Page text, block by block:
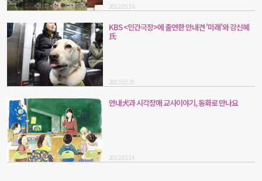
2012.05.16
KBS <인간극장>에 출연한 안내견 '미래'와 강신혜
氏
2012.03.20
안내犬과 시각장애 교사이야기, 동화로 만나요
2012.03.14